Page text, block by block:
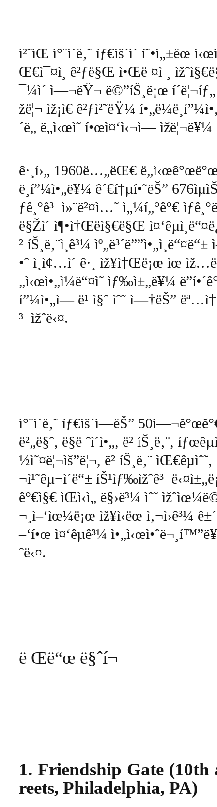
ì²˜ìŒ ì°¨ì´ë‚˜ íƒ€ìš´ì´ í˜•ì„±ëœ ì‹œì
Œ€ì¯¤ì¸
ê²ƒë§Œ ì•Œë ¤ì ¸
¯¼ì´ ì—¬ëŸ¬ ë©”íŠ¸ë¡œ í´ë¦¬íƒ„
žë¦¬ ìž¡ì€ ê²ƒì²˜ëŸ¼
´ë„ ë„ì‹œì˜ í•œì¤‘ì‹¬ì— ìžë¦¬ë¥¼
ê·¸í›„ 1960ë…„ëŒ€
ë¸í”¼ì•„ë¥¼ ê´€í†µí•˜ëŠ” 676
ƒê¸°ê³ ì»¨ë²¤ì…˜ ì„¼í„°ê°€
ë§Žì´ ì¶•ì†Œëì§€ë§Œ
² íŠ¸ë‚¨ì¸ê³¼ ìº„ë³´ë””ì•„ì¸ë“¤ë“±
•ˆ ì¸ì¢…ì´ ê·¸ ìž¥ì†Œë¡œ ìœ
„ì‹œì•„ì¼ë“¤ì˜ ìƒ‰ì±„ë¥¼
í”¼ì•„ì— ë¹ ì§ˆ ìˆ˜ ì—†ëŠ”
³ ìžˆë‹¤.
ì°¨ì´ë‚˜ íƒ€ìš´ì—ëŠ” 50
ë²„ë§ˆ, ë§ë ˆì´ì•„, ë² íŠ¸ë‚¨,
½ì˜¤ë¦¬ìš”ë¦¬, ë² íŠ¸ë‚¨ ìŒ€êµ­ìˆ˜,
¬ì¹˜êµ¬ì´ë“± íŠ¹ìƒ‰ìžˆê³
ê°€ì§€ ìŒì‹ì„ ë§›ë³¼ ìˆ˜
¬¸ì–‘ìœ¼ë¡œ ìž¥ì‹ëœ ì‚¬ì›ê³¼
–‘í•œ ì¤‘êµ­ê³¼
ˆë‹¤.
ë Œë“œ ë§ˆí¬
1. Friendship Gate (10th
reets, Philadelphia, PA)